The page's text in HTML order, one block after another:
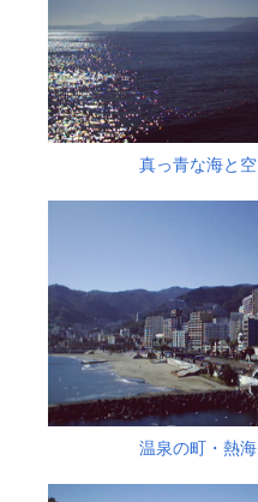
真っ青な海と空
温泉の町・熱海